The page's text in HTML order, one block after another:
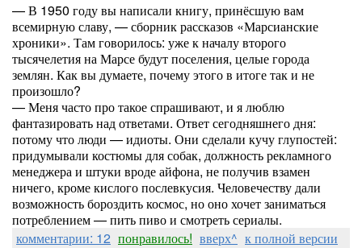
— В 1950 году вы написали книгу, принёсшую вам
всемирную славу, — сборник рассказов «Марсианские
хроники». Там говорилось: уже к началу второго
тысячелетия на Марсе будут поселения, целые города
землян. Как вы думаете, почему этого в итоге так и не
произошло?
— Меня часто про такое спрашивают, и я люблю
фантазировать над ответами. Ответ сегодняшнего дня:
потому что люди — идиоты. Они сделали кучу глупостей:
придумывали костюмы для собак, должность рекламного
менеджера и штуки вроде айфона, не получив взамен
ничего, кроме кислого послевкусия. Человечеству дали
возможность бороздить космос, но оно хочет заниматься
потреблением — пить пиво и смотреть сериалы.
комментарии: 12 понравилось! вверх^ к полной версии